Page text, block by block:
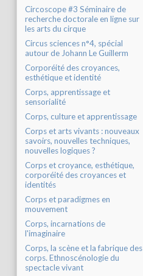
Circoscope #3 Séminaire de
recherche doctorale en ligne sur
les arts du cirque
Circus sciences n°4, spécial
autour de Johann Le Guillerm
Corporéité des croyances,
esthétique et identité
Corps, apprentissage et
sensorialité
Corps, culture et apprentissage
Corps et arts vivants : nouveaux
savoirs, nouvelles techniques,
nouvelles logiques ?
Corps et croyance, esthétique,
corporéité des croyances et
identités
Corps et paradigmes en
mouvement
Corps, incarnations de
l'imaginaire
Corps, la scène et la fabrique des
corps. Ethnoscénologie du
spectacle vivant